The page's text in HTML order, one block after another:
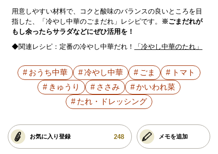
用意しやすい材料で、コクと酸味のバランスの良いところを目
指した、「冷やし中華のごまだれ」レシピです。
※ごまだれが
もし余ったらサラダなどにぜひ活用を！
◆関連レシピ：定番の冷やし中華だれ！
「冷やし中華のたれ」
おうち中華 冷やし中華 ごま
トマト
きゅうり
ささみ
かいわれ菜
たれ・ドレッシング
お気に入り登録 248 メモを追加